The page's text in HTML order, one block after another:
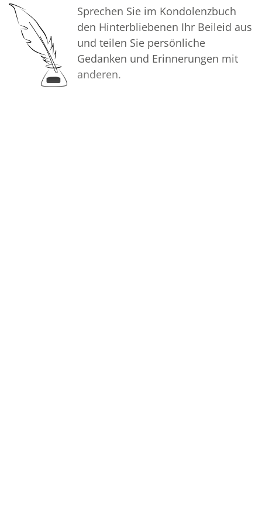
Sprechen Sie im Kondolenzbuch
den Hinterbliebenen Ihr Beileid aus
und teilen Sie persönliche
Gedanken und Erinnerungen mit
anderen.